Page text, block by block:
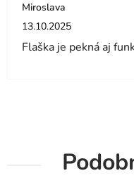
Miroslava
Hodnotenie obchodu je 5
13.10.2025
Flaška je pekná aj